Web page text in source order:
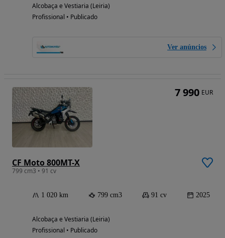
Alcobaça e Vestiaria (Leiria)
Profissional • Publicado
Ver anúncios
CF Moto 800MT-X
799 cm3 • 91 cv
1 020 km 799 cm3 91 cv 2025
Alcobaça e Vestiaria (Leiria)
Profissional • Publicado
7 990 EUR